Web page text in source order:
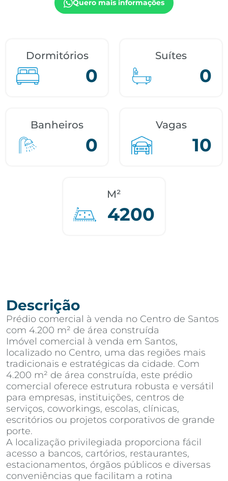
Quero mais informações
Dormitórios
0
Suítes
0
Banheiros
0
Vagas
10
M²
4200
Descrição
Prédio comercial à venda no Centro de Santos
com 4.200 m² de área construída
Imóvel comercial à venda em Santos,
localizado no Centro, uma das regiões mais
tradicionais e estratégicas da cidade. Com
4.200 m² de área construída, este prédio
comercial oferece estrutura robusta e versátil
para empresas, instituições, centros de
serviços, coworkings, escolas, clínicas,
escritórios ou projetos corporativos de grande
porte.
A localização privilegiada proporciona fácil
acesso a bancos, cartórios, restaurantes,
estacionamentos, órgãos públicos e diversas
conveniências que facilitam a rotina